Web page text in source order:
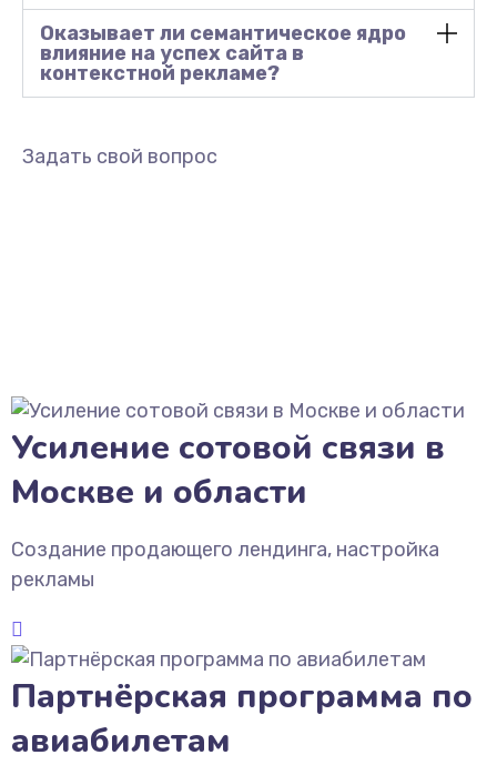
Оказывает ли семантическое ядро
влияние на успех сайта в
контекстной рекламе?
Задать свой вопрос
Усиление сотовой связи в
Москве и области
Создание продающего лендинга, настройка
рекламы
Партнёрская программа по
авиабилетам